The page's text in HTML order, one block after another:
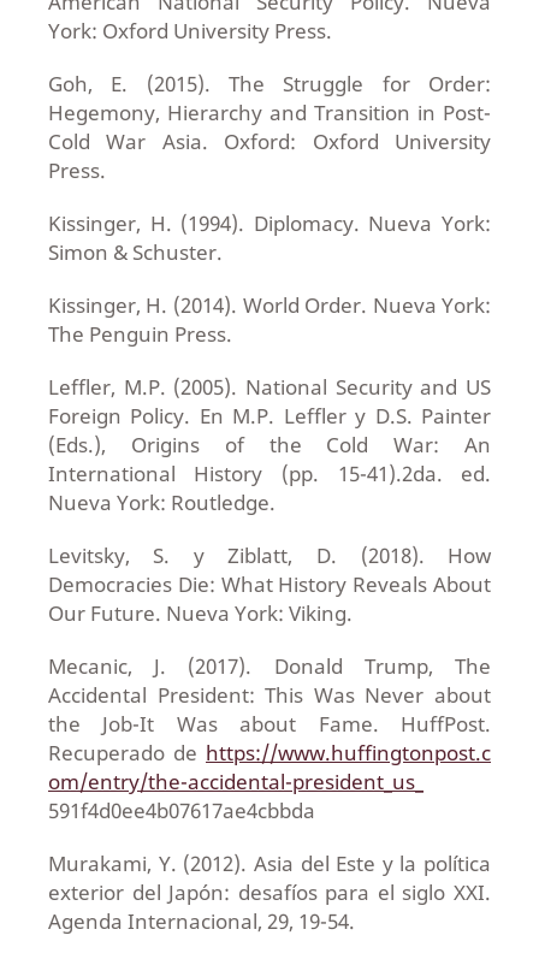
York: Oxford University Press.
Goh, E. (2015). The Struggle for Order:
Hegemony, Hierarchy and Transition in Post-
Cold War Asia. Oxford: Oxford University
Press.
Kissinger, H. (1994). Diplomacy. Nueva York:
Simon & Schuster.
Kissinger, H. (2014). World Order. Nueva York:
The Penguin Press.
Leffler, M.P. (2005). National Security and US
Foreign Policy. En M.P. Leffler y D.S. Painter
(Eds.), Origins of the Cold War: An
International History (pp. 15-41).2da. ed.
Nueva York: Routledge.
Levitsky, S. y Ziblatt, D. (2018). How
Democracies Die: What History Reveals About
Our Future. Nueva York: Viking.
Mecanic, J. (2017). Donald Trump, The
Accidental President: This Was Never about
the Job-It Was about Fame. HuffPost.
Recuperado de https://www.huffingtonpost.c
om/entry/the-accidental-president_us_
591f4d0ee4b07617ae4cbbda
Murakami, Y. (2012). Asia del Este y la política
exterior del Japón: desafíos para el siglo XXI.
Agenda Internacional, 29, 19-54.